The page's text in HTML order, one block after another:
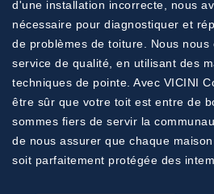
d'une installation incorrecte, nous
nécessaire pour diagnostiquer et
de problèmes de toiture. Nous nous
service de qualité, en utilisant des
techniques de pointe. Avec VICINI
être sûr que votre toit est entre de
sommes fiers de servir la
de nous assurer que chaque
soit parfaitement protégée des